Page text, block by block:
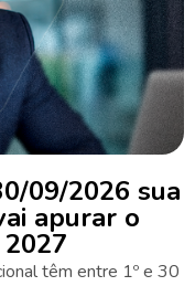
09/2026 sua
apurar o
têm entre 1º e 30